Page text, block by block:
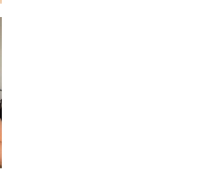
卒業生ブランド「A3 ★-★★★—
(エースリー)」大阪・中津でPOP
UP開催！